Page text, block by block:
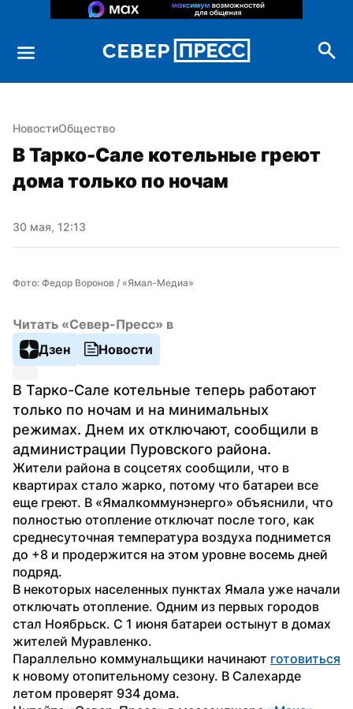
НовостиОбщество
В Тарко-Сале котельные греют
дома только по ночам
30 мая, 12:13
Фото: Федор Воронов / «Ямал-Медиа»
Читать «Север-Пресс» в
Дзен
Новости
В Тарко-Сале котельные теперь работают
только по ночам и на минимальных
режимах. Днем их отключают, сообщили в
администрации Пуровского района.
Жители района в соцсетях сообщили, что в
квартирах стало жарко, потому что батареи все
еще греют. В «Ямалкоммунэнерго» объяснили, что
полностью отопление отключат после того, как
среднесуточная температура воздуха поднимется
до +8 и продержится на этом уровне восемь дней
подряд.
В некоторых населенных пунктах Ямала уже начали
отключать отопление. Одним из первых городов
стал Ноябрьск. С 1 июня батареи остынут в домах
жителей Муравленко.
Параллельно коммунальщики начинают готовиться
к новому отопительному сезону. В Салехарде
летом проверят 934 дома.